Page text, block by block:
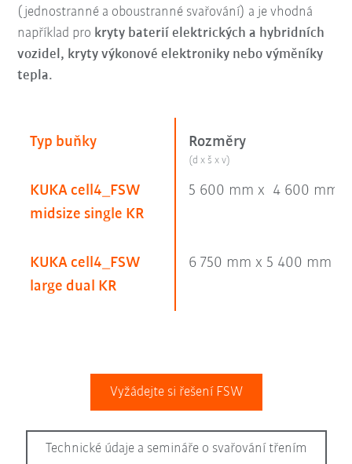
(jednostranné a oboustranné svařování) a je vhodná
například pro kryty baterií elektrických a hybridních
vozidel, kryty výkonové elektroniky nebo výměníky
tepla.
Typ buňky
KUKA cell4_FSW
midsize single KR
KUKA cell4_FSW
large dual KR
Rozměry
(d x š x v)
5 600 mm x 4 600 mm
6 750 mm x 5 400 mm x
Vyžádejte si řešení FSW
Technické údaje a semináře o svařování třením